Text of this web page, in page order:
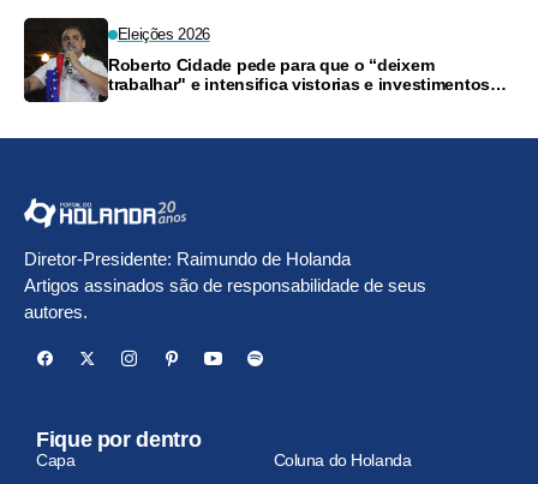
Eleições 2026
Roberto Cidade pede para que o “deixem
trabalhar" e intensifica vistorias e investimentos
Diretor-Presidente: Raimundo de Holanda
Artigos assinados são de responsabilidade de seus
autores.
Fique por dentro
Capa
Coluna do Holanda